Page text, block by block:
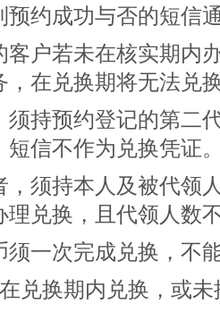
预约成功与否的短信
客户若未在核实期内
，在兑换期将无法兑
须持预约登记的第二
短信不作为兑换凭证
，须持本人及被代领
理兑换，且代领人数
须一次完成兑换，不
兑换期内兑换，或